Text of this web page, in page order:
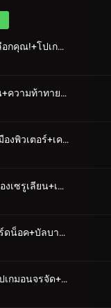
โปเกมอน - ฉันเลือกคุณ!+โปเกมอนฉุกเฉิน!
Ash จับโปเกมอน+ความท้าทายของซามูไร
การประลองในเมืองพิวเตอร์+เคลแฟรี่และหินพระจันทร์
ดอกไม้น้ำแห่งเมืองเซรูเลียน+เส้นทางสู่ลีกโปเกมอน
โรงเรียนแห่งฮาร์ดน็อค+บัลบาซอร์ และหมู่บ้านลับ
Charmander - โปเกมอนจรจัด+ทีม Squirtle มาแล้ว